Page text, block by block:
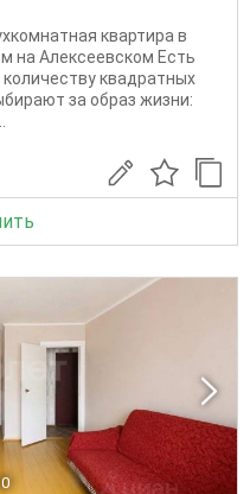
квартира в
на Алексеевском Есть
квадратных
за образ жизни: